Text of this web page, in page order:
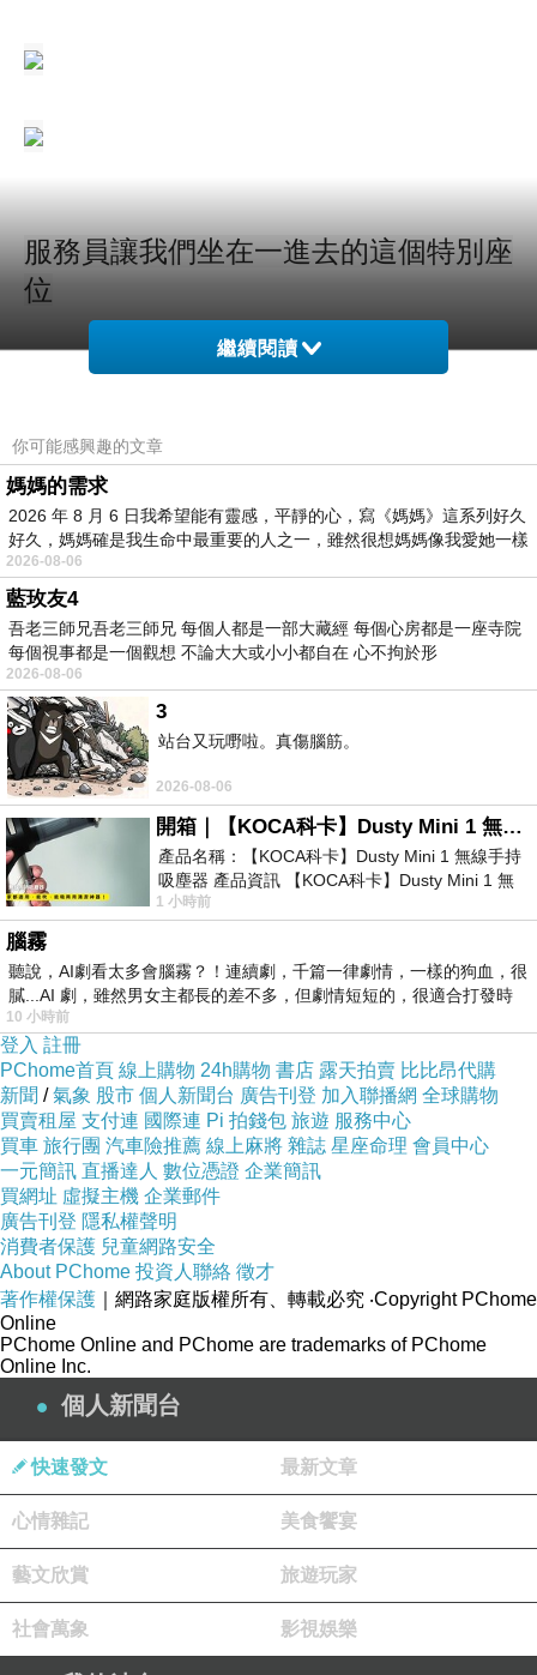
服務員讓我們坐在一進去的這個特別座
位
裡面座位是榻榻米日式風格的餐廳，我
覺得很舒適很有特色
我們的餐桌
繼續閱讀
你可能感興趣的文章
媽媽的需求
2026 年 8 月 6 日我希望能有靈感，平靜的心，寫《媽媽》這系列好久
好久，媽媽確是我生命中最重要的人之一，雖然很想媽媽像我愛她一樣
2026-08-06
藍玫友4
吾老三師兄吾老三師兄 每個人都是一部大藏經 每個心房都是一座寺院
每個視事都是一個觀想 不論大大或小小都自在 心不拘於形
2026-08-06
3
站台又玩嘢啦。真傷腦筋。
2026-08-06
開箱｜【KOCA科卡】Dusty Mini 1 無線手持吸塵器
產品名稱：【KOCA科卡】Dusty Mini 1 無線手持
吸塵器 產品資訊 【KOCA科卡】Dusty Mini 1 無
線手持吸塵器評語： 能吸、能吹兼具兩
1 小時前
腦霧
聽說，AI劇看太多會腦霧？！連續劇，千篇一律劇情，一樣的狗血，很
膩...AI 劇，雖然男女主都長的差不多，但劇情短短的，很適合打發時
10 小時前
登入 註冊
PChome首頁 線上購物 24h購物 書店 露天拍賣 比比昂代購
新聞 /氣象 股市 個人新聞台 廣告刊登 加入聯播網 全球購物
買賣租屋 支付連 國際連 Pi 拍錢包 旅遊 服務中心
買車 旅行團 汽車險推薦 線上麻將 雜誌 星座命理 會員中心
一元簡訊 直播達人 數位憑證 企業簡訊
買網址 虛擬主機 企業郵件
廣告刊登 隱私權聲明
消費者保護 兒童網路安全
About PChome 投資人聯絡 徵才
著作權保護 ｜網路家庭版權所有、轉載必究 ‧Copyright PChome
Online
PChome Online and PChome are trademarks of PChome
Online Inc.
個人新聞台
快速發文 最新文章
心情雜記 美食饗宴
藝文欣賞 旅遊玩家
社會萬象 影視娛樂